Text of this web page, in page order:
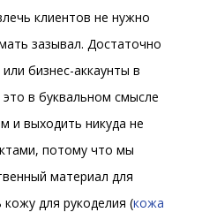
клиентов не нужно
зазывал. Достаточно
бизнес-аккаунты в
в буквальном смысле
и выходить никуда не
потому что мы
материал для
для рукоделия (кожа